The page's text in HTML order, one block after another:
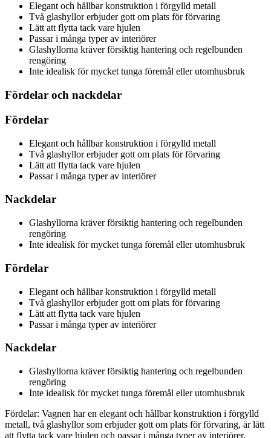
Elegant och hållbar konstruktion i förgylld metall
Två glashyllor erbjuder gott om plats för förvaring
Lätt att flytta tack vare hjulen
Passar i många typer av interiörer
Glashyllorna kräver försiktig hantering och regelbunden
rengöring
Inte idealisk för mycket tunga föremål eller utomhusbruk
Fördelar och nackdelar
Fördelar
Elegant och hållbar konstruktion i förgylld metall
Två glashyllor erbjuder gott om plats för förvaring
Lätt att flytta tack vare hjulen
Passar i många typer av interiörer
Nackdelar
Glashyllorna kräver försiktig hantering och regelbunden
rengöring
Inte idealisk för mycket tunga föremål eller utomhusbruk
Fördelar
Elegant och hållbar konstruktion i förgylld metall
Två glashyllor erbjuder gott om plats för förvaring
Lätt att flytta tack vare hjulen
Passar i många typer av interiörer
Nackdelar
Glashyllorna kräver försiktig hantering och regelbunden
rengöring
Inte idealisk för mycket tunga föremål eller utomhusbruk
Fördelar: Vagnen har en elegant och hållbar konstruktion i förgylld
metall, två glashyllor som erbjuder gott om plats för förvaring, är lätt
att flytta tack vare hjulen och passar i många typer av interiörer.